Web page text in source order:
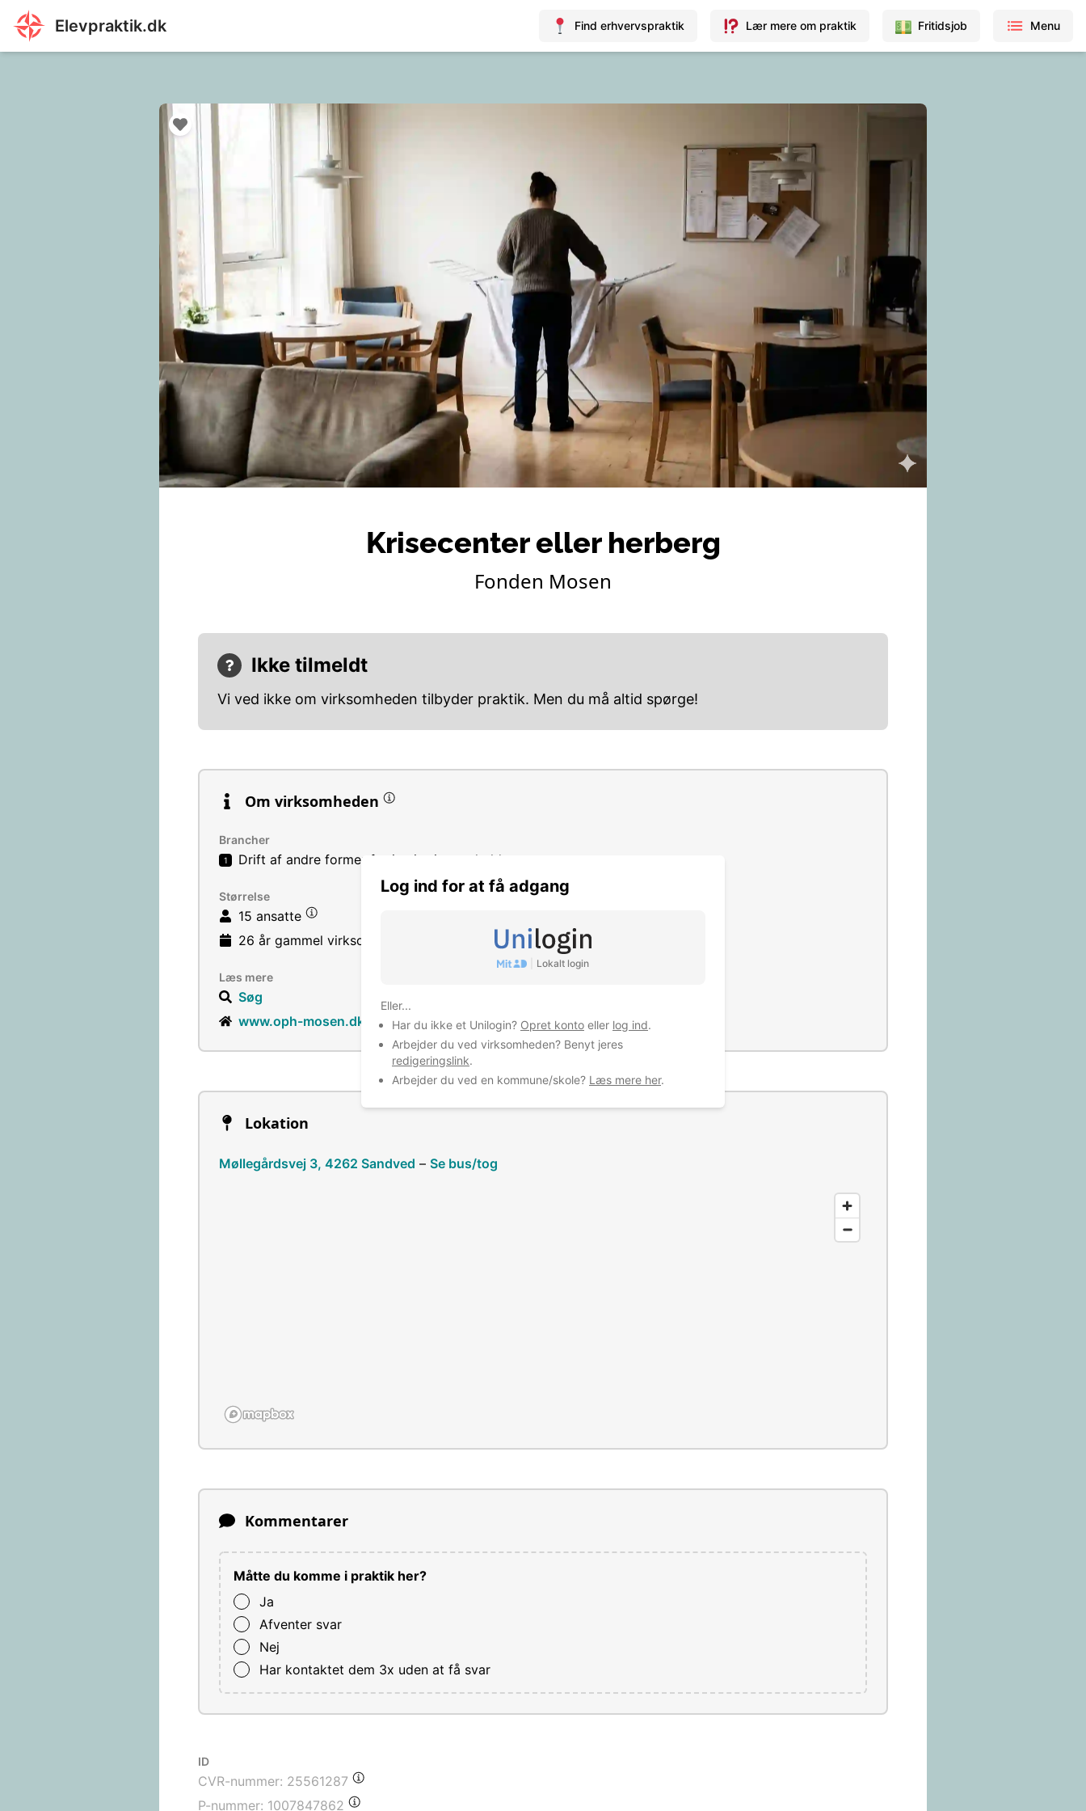
Elevpraktik.dk Find erhvervspraktik Lær mere om praktik Fritidsjob Menu
Log ind for at få adgang
Lokalt login
Eller...
Har du ikke et Unilogin? Opret konto eller log ind.
Arbejder du ved virksomheden? Benyt jeres
redigeringslink.
Arbejder du ved en kommune/skole? Læs mere her.
Krisecenter eller herberg
Fonden Mosen
Ikke tilmeldt
Vi ved ikke om virksomheden tilbyder praktik. Men du må altid spørge!
Om virksomheden
Brancher
1 Drift af andre former for institutionsophold
Størrelse
15 ansatte
26 år gammel virksomhed
Læs mere
Søg
www.oph-mosen.dk
Lokation
Møllegårdsvej 3, 4262 Sandved – Se bus/tog
Kommentarer
Måtte du komme i praktik her?
Ja
Afventer svar
Nej
Har kontaktet dem 3x uden at få svar
ID
CVR-nummer: 25561287
P-nummer: 1007847862